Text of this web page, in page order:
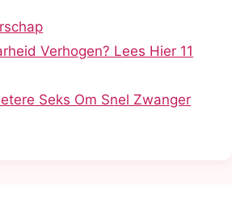
Verhogen? Lees Hier 11
Seks Om Snel Zwanger